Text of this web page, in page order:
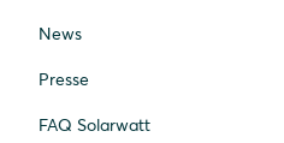
News
Presse
FAQ Solarwatt